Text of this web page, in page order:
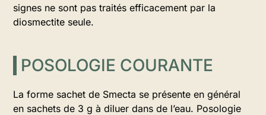
signes ne sont pas traités efficacement par la
diosmectite seule.
POSOLOGIE COURANTE
La forme sachet de Smecta se présente en général
en sachets de 3 g à diluer dans de l’eau. Posologie